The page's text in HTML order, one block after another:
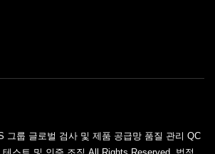
그룹 글로벌 검사 및 제품 공급망 품질 관리 QC